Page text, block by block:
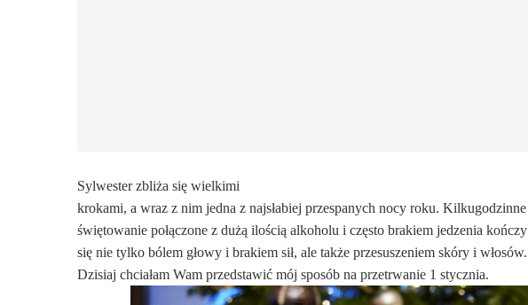
Sylwester zbliża się wielkimi
krokami, a wraz z nim jedna z najsłabiej przespanych nocy roku. Kilkugodzinne
świętowanie połączone z dużą ilością alkoholu i często brakiem jedzenia kończy
się nie tylko bólem głowy i brakiem sił, ale także przesuszeniem skóry i włosów.
Dzisiaj chciałam Wam przedstawić mój sposób na przetrwanie 1 stycznia.